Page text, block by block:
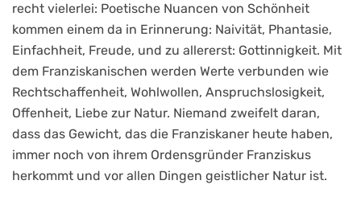
recht vielerlei: Poetische Nuancen von Schönheit
kommen einem da in Erinnerung: Naivität, Phantasie,
Einfachheit, Freude, und zu allererst: Gottinnigkeit. Mit
dem Franziskanischen werden Werte verbunden wie
Rechtschaffenheit, Wohlwollen, Anspruchslosigkeit,
Offenheit, Liebe zur Natur. Niemand zweifelt daran,
dass das Gewicht, das die Franziskaner heute haben,
immer noch von ihrem Ordensgründer Franziskus
herkommt und vor allen Dingen geistlicher Natur ist.